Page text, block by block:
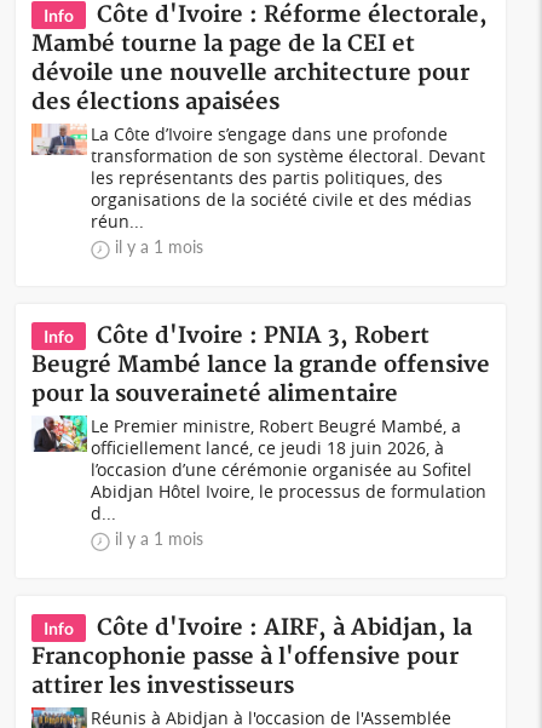
Info
Côte d'Ivoire : Réforme électorale,
Mambé tourne la page de la CEI et
dévoile une nouvelle architecture pour
des élections apaisées
La Côte d’Ivoire s’engage dans une profonde
transformation de son système électoral. Devant
les représentants des partis politiques, des
organisations de la société civile et des médias
réun...
il y a 1 mois
Info
Côte d'Ivoire : PNIA 3, Robert
Beugré Mambé lance la grande offensive
pour la souveraineté alimentaire
Le Premier ministre, Robert Beugré Mambé, a
officiellement lancé, ce jeudi 18 juin 2026, à
l’occasion d’une cérémonie organisée au Sofitel
Abidjan Hôtel Ivoire, le processus de formulation
d...
il y a 1 mois
Info
Côte d'Ivoire : AIRF, à Abidjan, la
Francophonie passe à l'offensive pour
attirer les investisseurs
Réunis à Abidjan à l'occasion de l'Assemblée